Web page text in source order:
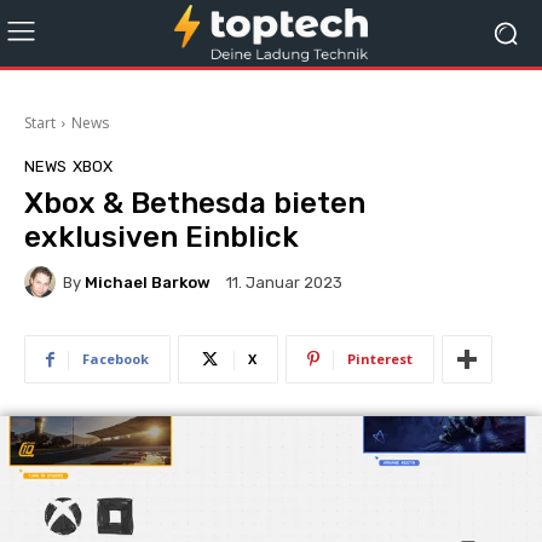
Start News
NEWS XBOX
Xbox & Bethesda bieten
exklusiven Einblick
By Michael Barkow 11. Januar 2023
Facebook X Pinterest